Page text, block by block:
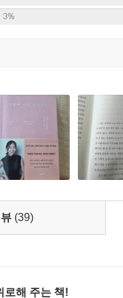
일을 향해 건너가는 것이
을 그만두지 않았다는
카테고리에 들어가야
잡러’, ‘사이드 허슬’
따라 동질감과 이질감을
아내기’는 내 인생에
민에 싸여 있고 미래
3%
(39)
로해 주는 책!